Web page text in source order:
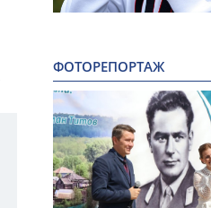
ФОТОРЕПОРТАЖ